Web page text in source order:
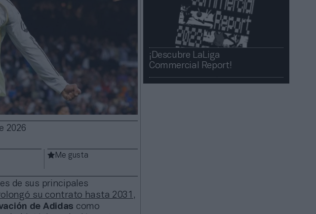
2026
Me gusta
de sus principales
su contrato hasta 2031 ,
de Adidas como
¡Descubre LaLiga
Commercial Report!​​